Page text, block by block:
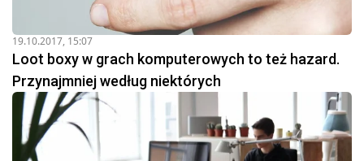
19.10.2017, 15:07
Loot boxy w grach komputerowych to też hazard.
Przynajmniej według niektórych